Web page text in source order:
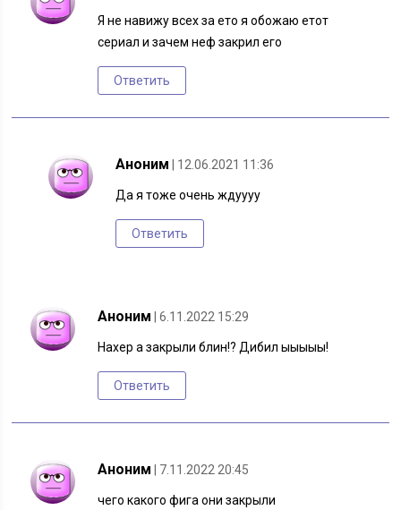
Я не навижу всех за ето я обожаю етот
сериал и зачем неф закрил его
Ответить
Аноним | 12.06.2021 11:36
Да я тоже очень ждуууу
Ответить
Аноним | 6.11.2022 15:29
Нахер а закрыли блин!? Дибил ыыыыы!
Ответить
Аноним | 7.11.2022 20:45
чего какого фига они закрыли